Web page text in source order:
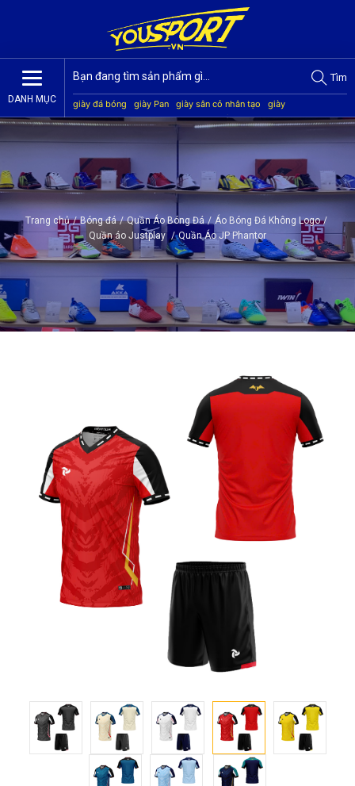
DANH MỤC
Tìm
giày đá bóng giày Pan giày sân cỏ nhân tạo
giày
Jogarbola
giày Mitre giày Akka quần áo bóng đá
giày
Trang chủ / Bóng đá / Quần Áo Bóng Đá / Áo Bóng Đá Không Logo /
Quần áo Justplay / Quần Áo JP Phantor